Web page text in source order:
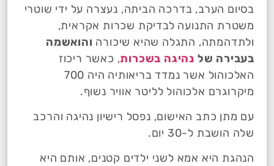
בסיום הערב, בדרכה הביתה, נעצרה על ידי שוטרי
משטרת התנועה לבדיקת שכרות אקראית,
ולתדהמתה, התגלה שהיא שיכורה והואשמה
בעבירה של נהיגה בשכרות, כאשר ריכוז
האלכוהול אשר נמדד בריאותיה היה 700
מיקרוגרם אלכוהול לליטר אוויר נשוף.
עם מתן כתב האישום, נפסל רישיון נהיגה והרכב
שלה הושבת ל-30 יום.
הנהגת היא אמא לשני ילדים קטנים, אותם היא